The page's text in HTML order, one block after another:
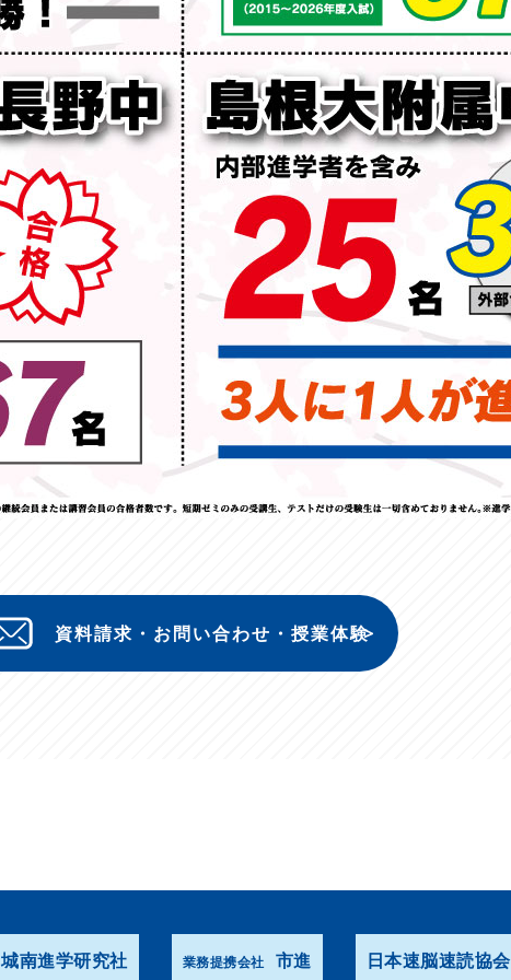
資料請求・お問い合わせ・授業体験
城南進学研究社 業務提携会社 市進 日本速脳速読協会